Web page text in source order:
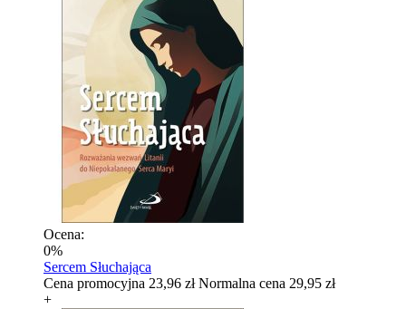
Ocena:
0%
Sercem Słuchająca
Cena promocyjna 23,96 zł Normalna cena 29,95 zł
+